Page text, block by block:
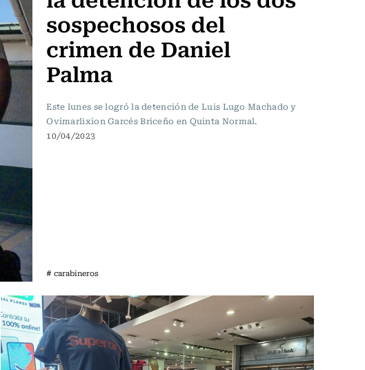
sospechosos del
crimen de Daniel
Palma
Este lunes se logró la detención de Luis Lugo Machado y
Ovimarlixion Garcés Briceño en Quinta Normal.
10/04/2023
# carabineros